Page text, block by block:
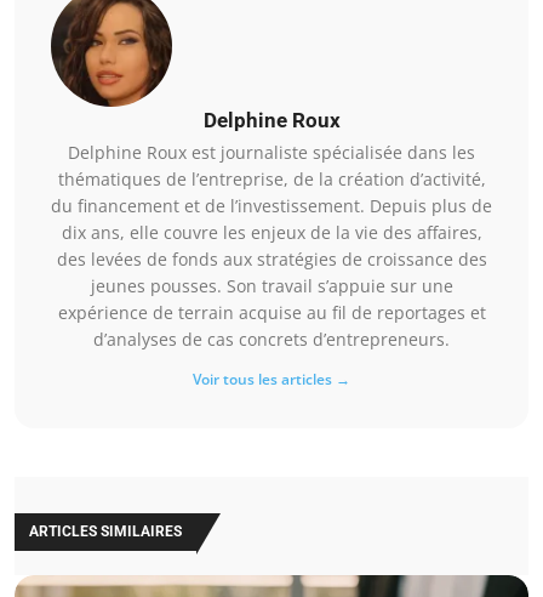
Delphine Roux
Delphine Roux est journaliste spécialisée dans les
thématiques de l’entreprise, de la création d’activité,
du financement et de l’investissement. Depuis plus de
dix ans, elle couvre les enjeux de la vie des affaires,
des levées de fonds aux stratégies de croissance des
jeunes pousses. Son travail s’appuie sur une
expérience de terrain acquise au fil de reportages et
d’analyses de cas concrets d’entrepreneurs.
Voir tous les articles →
ARTICLES SIMILAIRES